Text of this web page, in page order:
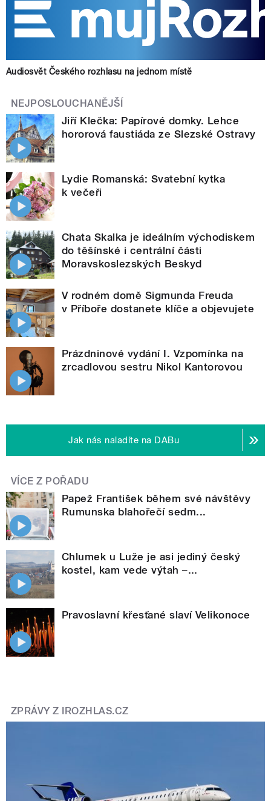
Audiosvět Českého rozhlasu na jednom místě
NEJPOSLOUCHANĚJŠÍ
Jiří Klečka: Papírové domky. Lehce
hororová faustiáda ze Slezské Ostravy
Lydie Romanská: Svatební kytka
k večeři
Chata Skalka je ideálním východiskem
do těšínské i centrální části
Moravskoslezských Beskyd
V rodném domě Sigmunda Freuda
v Příboře dostanete klíče a objevujete
Prázdninové vydání I. Vzpomínka na
zrcadlovou sestru Nikol Kantorovou
Jak nás naladíte na DABu
VÍCE Z POŘADU
Papež František během své návštěvy
Rumunska blahořečí sedm...
Chlumek u Luže je asi jediný český
kostel, kam vede výtah –...
Pravoslavní křesťané slaví Velikonoce
ZPRÁVY Z IROZHLAS.CZ